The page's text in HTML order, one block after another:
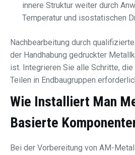
innere Struktur weiter durch
Temperatur und isostatischen
Nachbearbeitung durch
der Handhabung gedruckter
ist. Integrieren Sie alle Schritte,
Teilen in Endbaugruppen
Wie Installiert Man
Basierte
Bei der Vorbereitung von AM-